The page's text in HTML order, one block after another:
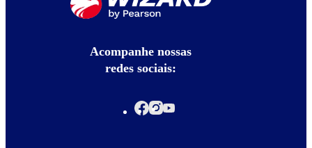
Acompanhe nossas
redes sociais: